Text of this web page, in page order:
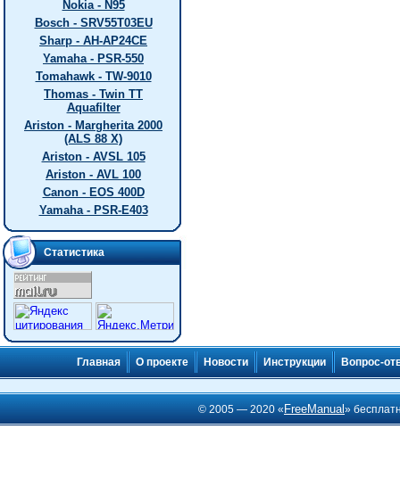
Nokia - N95
Bosch - SRV55T03EU
Sharp - AH-AP24CE
Yamaha - PSR-550
Tomahawk - TW-9010
Thomas - Twin TT
Aquafilter
Ariston - Margherita 2000
(ALS 88 X)
Ariston - AVSL 105
Ariston - AVL 100
Canon - EOS 400D
Yamaha - PSR-E403
Статистика
Главная О проекте Новости Инструкции Вопрос-
© 2005 — 2020 « FreeManual»